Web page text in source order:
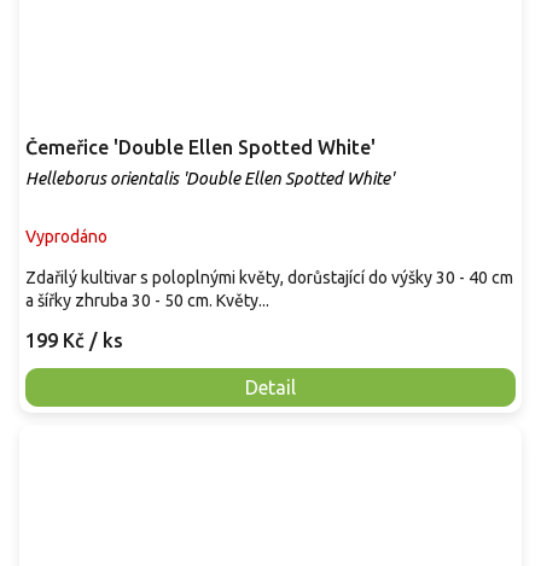
Čemeřice 'Double Ellen Spotted White'
Helleborus orientalis 'Double Ellen Spotted White'
Vyprodáno
199 Kč / ks
Detail
Zdařilý kultivar s poloplnými květy, dorůstající do výšky 30 - 40 cm
a šířky zhruba 30 - 50 cm. Květy...